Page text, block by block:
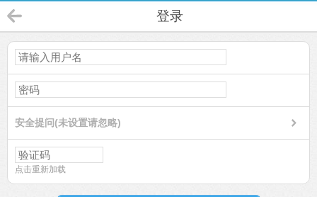
登录
安全提问(未设置请忽略)
点击重新加载